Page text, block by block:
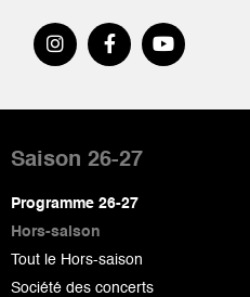
de
page
Saison 26-27
Programme 26-27
Hors-saison
Tout le Hors-saison
Société des concerts